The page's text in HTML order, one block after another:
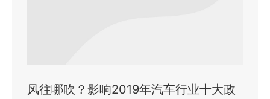
风往哪吹？影响2019年汽车行业十大政